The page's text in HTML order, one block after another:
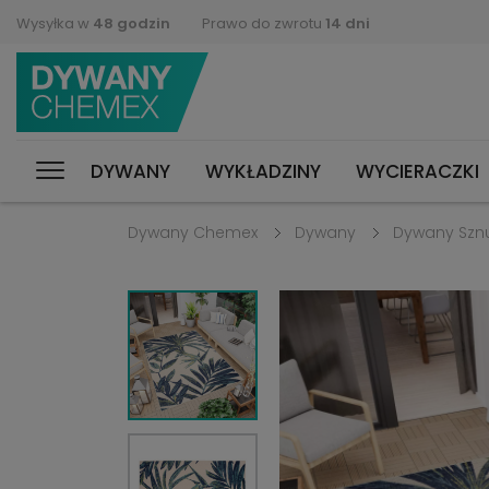
Wysyłka w 48 godzin Prawo do zwrotu 14 dni
DYWANY WYKŁADZINY WYCIERACZKI
Dywany Chemex Dywany Dywany